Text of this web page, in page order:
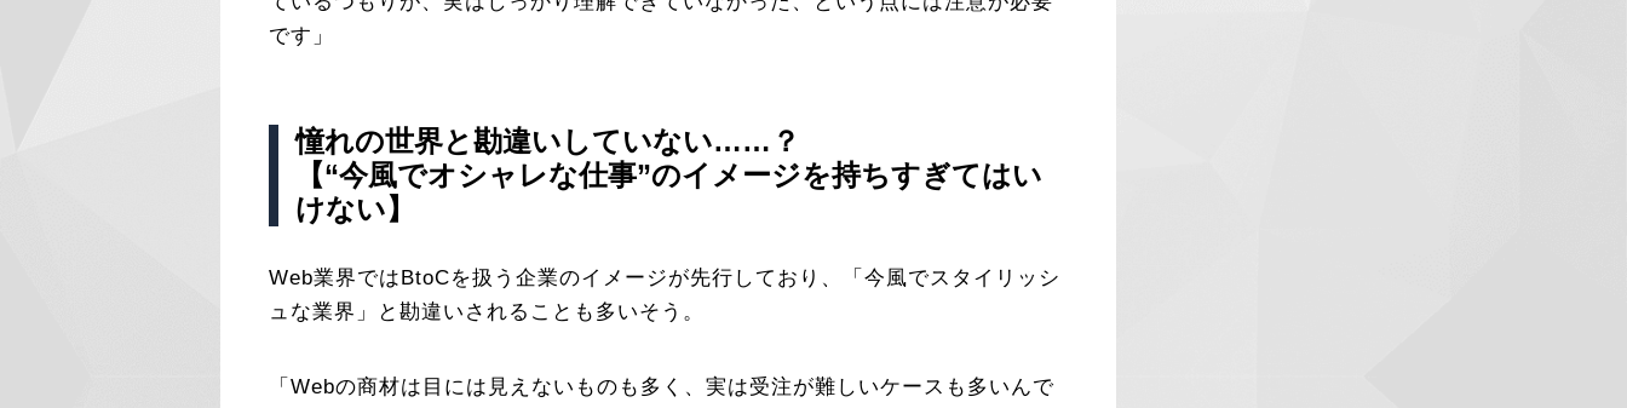
です」
憧れの世界と勘違いしていない……？
【“今風でオシャレな仕事”のイメージを持ちすぎてはい
けない】
Web業界ではBtoCを扱う企業のイメージが先行しており、「今風でスタイリッシ
ュな業界」と勘違いされることも多いそう。
「Webの商材は目には見えないものも多く、実は受注が難しいケースも多いんで